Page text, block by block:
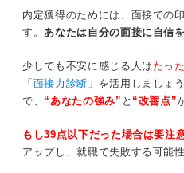
採用担当者の動向に
のサイン
面接が予定よ
面接官がメモ
内定獲得のためには、面接での
す。あなたは自分の面接に自信
少しでも不安に感じる人は たっ
「 面接力診断 」を活用しましょ
で、 “あなたの強み” と “改善点”
もし39点以下だった場合は要注
アップし、就職で失敗する可能
れる15の質問と回答例
志望度について
逆質問